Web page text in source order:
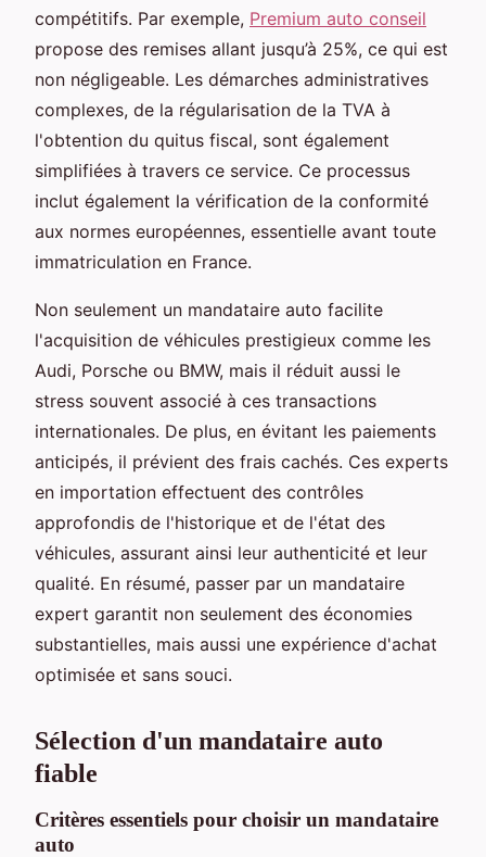
compétitifs. Par exemple, Premium auto conseil
propose des remises allant jusqu’à 25%, ce qui est
non négligeable. Les démarches administratives
complexes, de la régularisation de la TVA à
l'obtention du quitus fiscal, sont également
simplifiées à travers ce service. Ce processus
inclut également la vérification de la conformité
aux normes européennes, essentielle avant toute
immatriculation en France.
Non seulement un mandataire auto facilite
l'acquisition de véhicules prestigieux comme les
Audi, Porsche ou BMW, mais il réduit aussi le
stress souvent associé à ces transactions
internationales. De plus, en évitant les paiements
anticipés, il prévient des frais cachés. Ces experts
en importation effectuent des contrôles
approfondis de l'historique et de l'état des
véhicules, assurant ainsi leur authenticité et leur
qualité. En résumé, passer par un mandataire
expert garantit non seulement des économies
substantielles, mais aussi une expérience d'achat
optimisée et sans souci.
Sélection d'un mandataire auto
fiable
Critères essentiels pour choisir un mandataire
auto